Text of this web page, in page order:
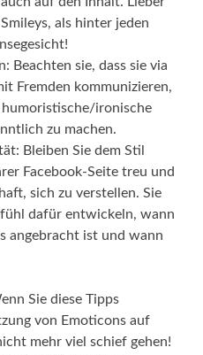
als hinter jeden
Beachten sie, dass sie via
Fremden kommunizieren,
humoristische/ironische
zu machen.
Bleiben Sie dem Stil
Facebook-Seite treu und
sich zu verstellen. Sie
dafür entwickeln, wann
angebracht ist und wann
Sie diese Tipps
von Emoticons auf
mehr viel schief gehen!